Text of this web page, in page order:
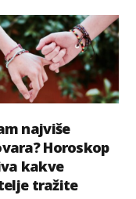
najviše
Horoskop
kakve
tražite